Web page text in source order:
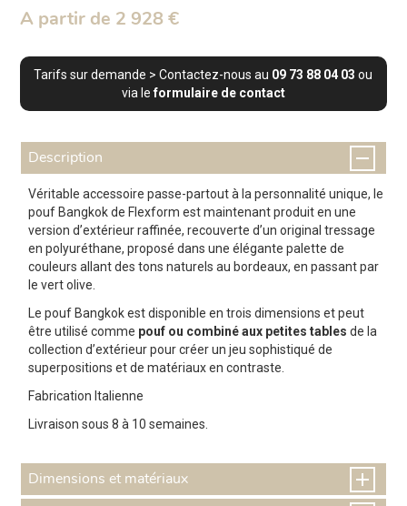
A partir de 2 928 €
Tarifs sur demande > Contactez-nous au 09 73 88 04 03 ou
via leformulaire de contact
Description
Véritable accessoire passe-partout à la personnalité unique, le
pouf Bangkok de Flexform est maintenant produit en une
version d’extérieur raffinée, recouverte d’un original tressage
en polyuréthane, proposé dans une élégante palette de
couleurs allant des tons naturels au bordeaux, en passant par
le vert olive.
Le pouf Bangkok est disponible en trois dimensions et peut
être utilisé comme pouf ou combiné aux petites tables de la
collection d’extérieur pour créer un jeu sophistiqué de
superpositions et de matériaux en contraste.
Fabrication Italienne
Livraison sous 8 à 10 semaines.
Dimensions et matériaux